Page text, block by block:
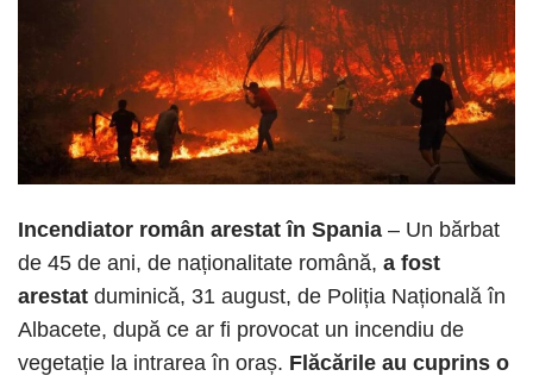
Incendiator român arestat în Spania – Un bărbat
de 45 de ani, de naționalitate română, a fost
arestat duminică, 31 august, de Poliția Națională în
Albacete, după ce ar fi provocat un incendiu de
vegetație la intrarea în oraș. Flăcările au cuprins o